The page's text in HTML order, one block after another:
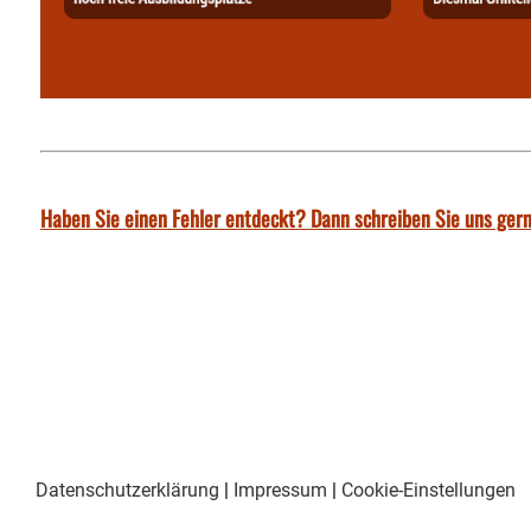
Haben Sie einen Fehler entdeckt? Dann schreiben Sie uns
Datenschutzerklärung | Impressum | Cookie-Einstellungen